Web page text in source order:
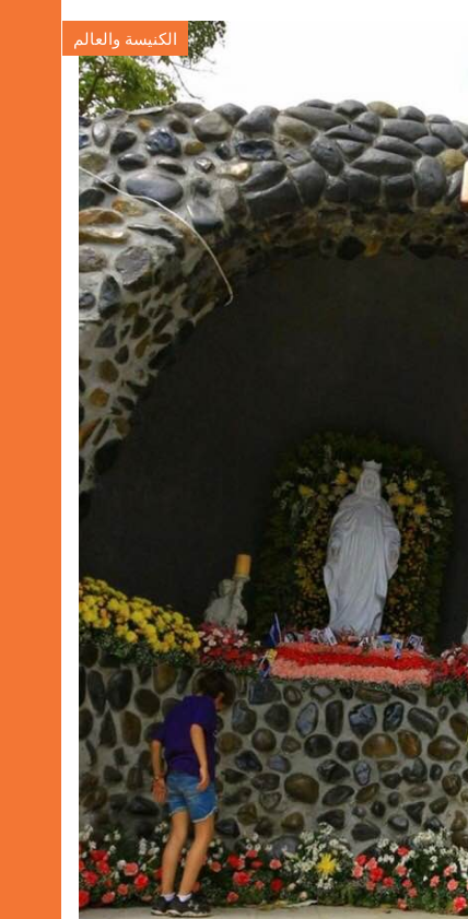
الكنيسة والعالم